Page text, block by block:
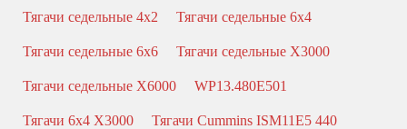
Тягачи седельные 4x2 Тягачи седельные 6x4
Тягачи седельные 6x6 Тягачи седельные X3000
Тягачи седельные X6000 WP13.480E501
Тягачи 6x4 X3000 Тягачи Cummins ISM11E5 440